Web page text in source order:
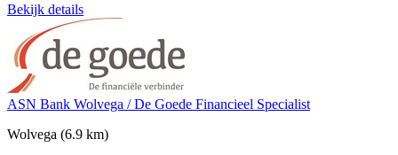
Bekijk details
ASN Bank Wolvega / De Goede Financieel Specialist
Wolvega (6.9 km)